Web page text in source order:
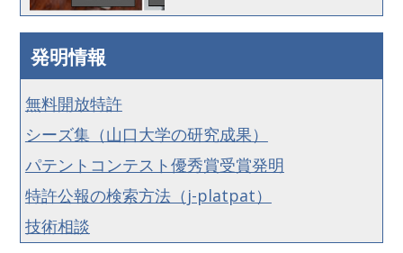
発明情報
無料開放特許
シーズ集（山口大学の研究成果）
パテントコンテスト優秀賞受賞発明
特許公報の検索方法（j-platpat）
技術相談